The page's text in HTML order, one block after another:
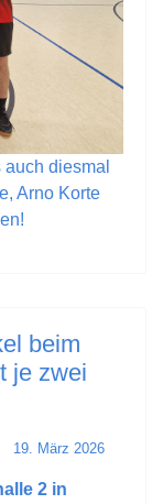
diesmal
Arno Korte
beim
je zwei
19. März 2026
2 in